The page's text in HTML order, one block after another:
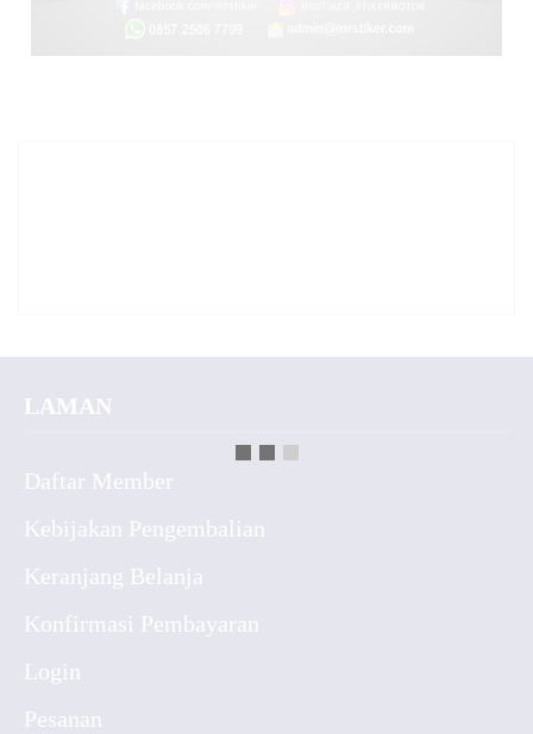
LAMAN
Daftar Member
Kebijakan Pengembalian
Keranjang Belanja
Konfirmasi Pembayaran
Login
Pesanan